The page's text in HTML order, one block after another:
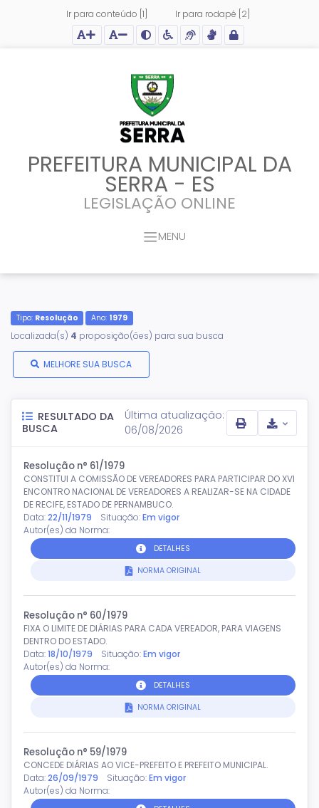
Ir para conteúdo [1] Ir para rodapé [2]
Ação para aumentar tamanho da fonte do site
Ação para diminuir tamanho da fonte do site
Ação para aplicar auto contraste no site
Acessar página sobre acessibilidade do site
Acessar página sobre NVDA - Leitor de Tela
Acessar página sobre VLibras - Tradutor de
Acessar Intranet
PREFEITURA MUNICIPAL DA
SERRA - ES
LEGISLAÇÃO ONLINE
MENU
Tipo: Resolução Ano: 1979
Localizada(s) 4 proposição(ões) para sua busca
MELHORE SUA BUSCA
RESULTADO DA
BUSCA
Última atualização:
06/08/2026
Resolução n° 61/1979
CONSTITUI A COMISSÃO DE VEREADORES PARA PARTICIPAR DO XVI
ENCONTRO NACIONAL DE VEREADORES A REALIZAR-SE NA CIDADE
DE RECIFE, ESTADO DE PERNAMBUCO.
Data:22/11/1979 Situação: Em vigor
Autor(es) da Norma:
DETALHES
NORMA ORIGINAL
Resolução n° 60/1979
FIXA O LIMITE DE DIÁRIAS PARA CADA VEREADOR, PARA VIAGENS
DENTRO DO ESTADO.
Data:18/10/1979 Situação: Em vigor
Autor(es) da Norma:
DETALHES
NORMA ORIGINAL
Resolução n° 59/1979
CONCEDE DIÁRIAS AO VICE-PREFEITO E PREFEITO MUNICIPAL.
Data:26/09/1979 Situação: Em vigor
Autor(es) da Norma: